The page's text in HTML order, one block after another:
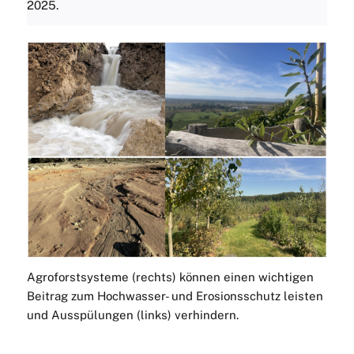
2025.
Agroforstsysteme (rechts) können einen wichtigen
Beitrag zum Hochwasser- und Erosionsschutz leisten
und Ausspülungen (links) verhindern.